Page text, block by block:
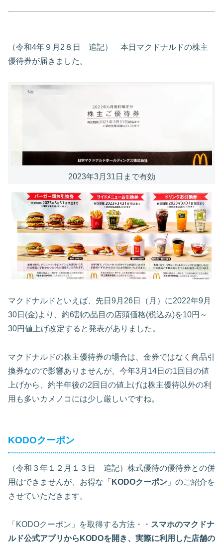
（令和4年９月2８日 追記） 本日マクドナルドの株主
優待券が届きました。
2023年3月31日まで有効
マクドナルドといえば、先日9月26日（月）に2022年9月
30日(金)より、約6割の品目の店頭価格(税込み)を10円～
30円値上げ改定すると発表がありました。
マクドナルドの株主優待券の場合は、金券ではなく商品引
換券なので影響ありませんが、今年3月14日の1回目の値
上げから、約半年後の2回目の値上げは株主優待以外の利
用も多いカメノコには少し厳しいですね。
KODOクーポン
（令和３年１２月１３日 追記）株式優待の優待券との併
用はできませんが、お得な「 KODOクーポン 」のご紹介を
させていただきます。
「KODOクーポン」を取得する方法・・ スマホのマクドナ
ルド公式アプリからKODOを開き、実際に利用した店舗の